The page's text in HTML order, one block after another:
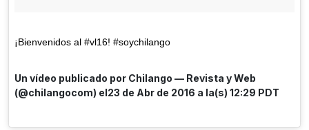
¡Bienvenidos al #vl16! #soychilango
Un vídeo publicado por Chilango — Revista y Web
(@chilangocom) el23 de Abr de 2016 a la(s) 12:29 PDT